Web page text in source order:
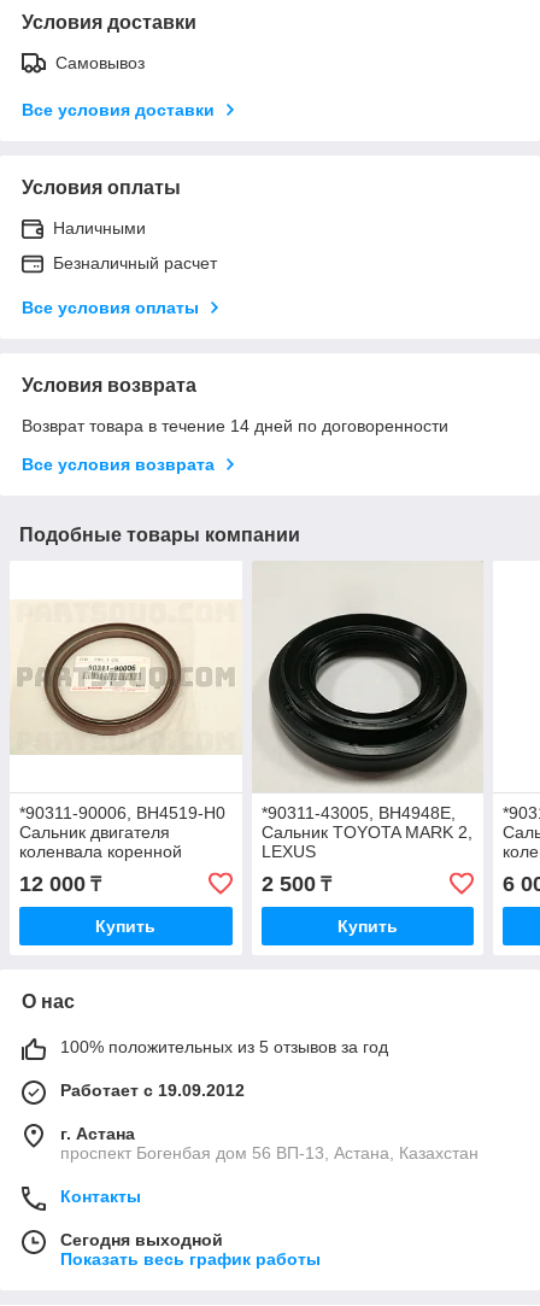
Условия доставки
Самовывоз
Все условия доставки
Условия оплаты
Наличными
Безналичный расчет
Все условия оплаты
Условия возврата
Возврат товара в течение 14 дней по договоренности
Все условия возврата
Подобные товары компании
*90311-90006, BH4519-H0
Сальник двигателя
коленвала коренной
TOYOTA MARK 2 LEXUS
GS300 GS400 GS430
IS200 IS300, JAPAN, 90-
12 000 ₸
Купить
*90311-43005, BH4948E,
Сальник TOYOTA MARK 2,
LEXUS
GS200t/250/300/350/430/450h/460,
NOK, JAPAN, 43-73-10-15
2 500₸
Купить
6
О нас
100% положительных из 5 отзывов за год
Работает с 19.09.2012
г. Астана
проспект Богенбая дом 56 ВП-13, Астана, Казахстан
Контакты
Сегодня выходной
Показать весь график работы